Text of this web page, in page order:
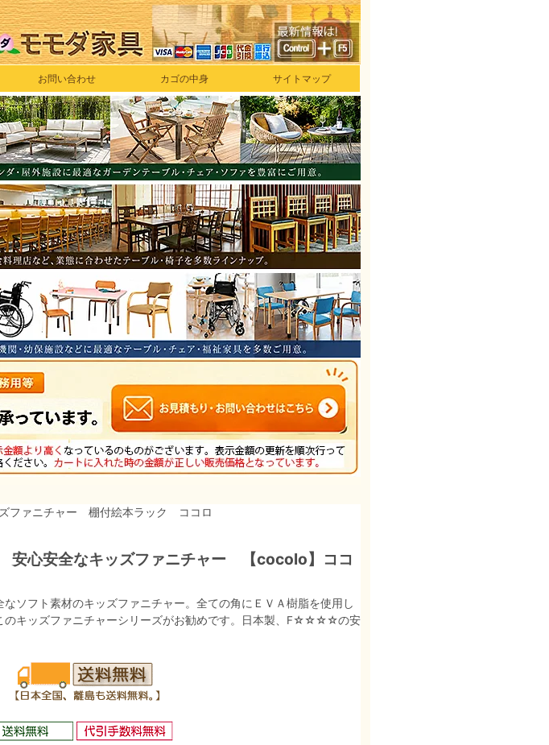
お問い合わせ カゴの中身 サイトマップ
ファニチャー 棚付絵本ラック ココロ
安心安全なキッズファニチャー 【cocolo】ココ
ソフト素材のキッズファニチャー。全ての角にＥＶＡ樹脂を使用し
のキッズファニチャーシリーズがお勧めです。日本製、F☆☆☆☆の安